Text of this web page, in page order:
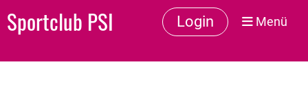
Sportclub PSI Login Menü